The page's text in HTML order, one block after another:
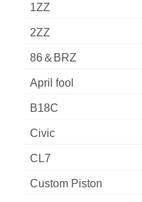
1ZZ
2ZZ
86＆BRZ
April fool
B18C
Civic
CL7
Custom Piston